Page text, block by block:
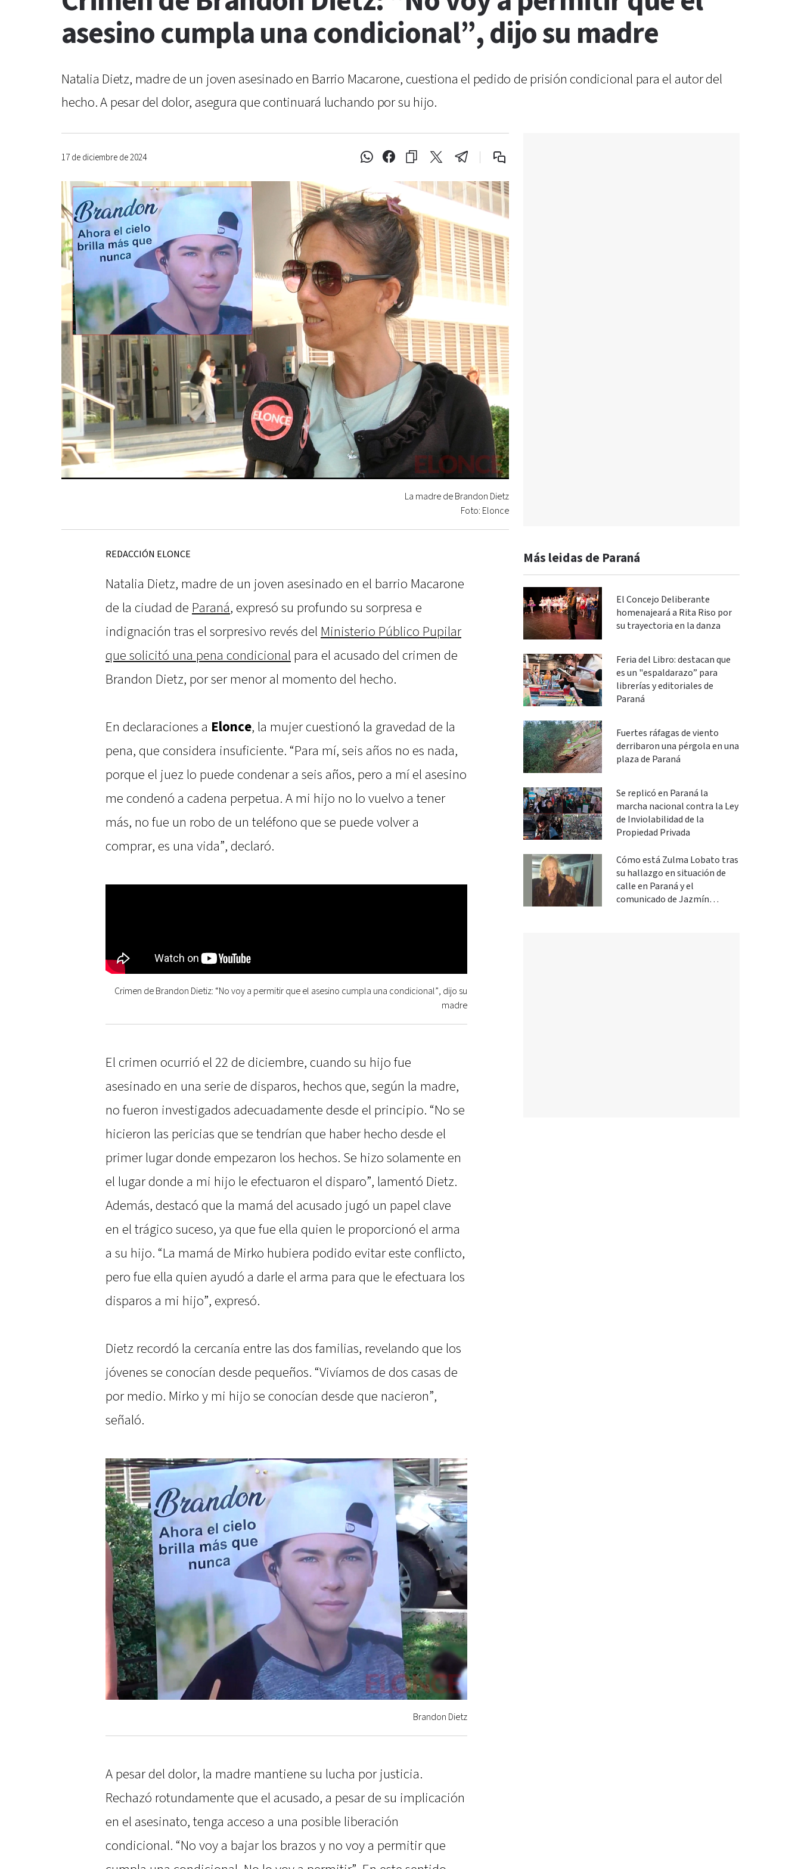
asesino cumpla una condicional”, dijo su madre
Natalia Dietz, madre de un joven asesinado en Barrio Macarone, cuestiona el pedido de prisión condicional para el autor del
hecho. A pesar del dolor, asegura que continuará luchando por su hijo.
17 de diciembre de 2024
La madre de Brandon Dietz
Foto: Elonce
REDACCIÓN ELONCE
Natalia Dietz, madre de un joven asesinado en el barrio Macarone
de la ciudad de Paraná, expresó su profundo su sorpresa e
indignación tras el sorpresivo revés del Ministerio Público Pupilar
que solicitó una pena condicional para el acusado del crimen de
Brandon Dietz, por ser menor al momento del hecho.
En declaraciones a Elonce, la mujer cuestionó la gravedad de la
pena, que considera insuficiente. “Para mí, seis años no es nada,
porque el juez lo puede condenar a seis años, pero a mí el asesino
me condenó a cadena perpetua. A mi hijo no lo vuelvo a tener
más, no fue un robo de un teléfono que se puede volver a
comprar, es una vida”, declaró.
Crimen de Brandon Dietiz: “No voy a permitir que el asesino cumpla una condicional”, dijo su
madre
El crimen ocurrió el 22 de diciembre, cuando su hijo fue
asesinado en una serie de disparos, hechos que, según la madre,
no fueron investigados adecuadamente desde el principio. “No se
hicieron las pericias que se tendrían que haber hecho desde el
primer lugar donde empezaron los hechos. Se hizo solamente en
el lugar donde a mi hijo le efectuaron el disparo”, lamentó Dietz.
Además, destacó que la mamá del acusado jugó un papel clave
en el trágico suceso, ya que fue ella quien le proporcionó el arma
a su hijo. “La mamá de Mirko hubiera podido evitar este conflicto,
pero fue ella quien ayudó a darle el arma para que le efectuara los
disparos a mi hijo”, expresó.
Dietz recordó la cercanía entre las dos familias, revelando que los
jóvenes se conocían desde pequeños. “Vivíamos de dos casas de
por medio. Mirko y mi hijo se conocían desde que nacieron”,
señaló.
Brandon Dietz
A pesar del dolor, la madre mantiene su lucha por justicia.
Rechazó rotundamente que el acusado, a pesar de su implicación
en el asesinato, tenga acceso a una posible liberación
condicional. “No voy a bajar los brazos y no voy a permitir que
Más leidas de Paraná
El Concejo Deliberante
homenajeará a Rita Riso por
su trayectoria en la danza
Feria del Libro: destacan que
es un "espaldarazo” para
librerías y editoriales de
Paraná
Fuertes ráfagas de viento
derribaron una pérgola en una
plaza de Paraná
Se replicó en Paraná la
marcha nacional contra la Ley
de Inviolabilidad de la
Propiedad Privada
Cómo está Zulma Lobato tras
su hallazgo en situación de
calle en Paraná y el
comunicado de Jazmín